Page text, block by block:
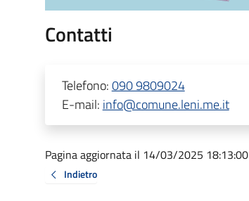
Contatti
Telefono:090 9809024
E-mail: info@comune.leni.me.it
Pagina aggiornata il 14/03/2025 18:13:00
Indietro